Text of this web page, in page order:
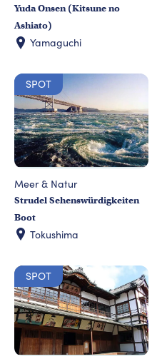
Yuda Onsen (Kitsune no
Ashiato)
Yamaguchi
SPOT
Meer & Natur
Strudel Sehenswürdigkeiten
Boot
Tokushima
SPOT